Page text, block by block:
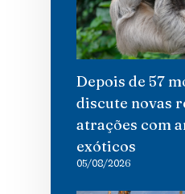
Depois de 57
discute novas
atrações com
exóticos
05/08/2026